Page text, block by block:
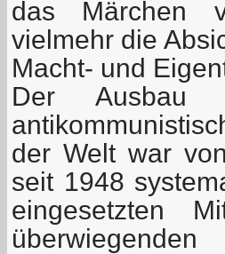
das Märchen
vielmehr die
Macht- und
Der Ausbau
der Welt war
seit 1948
eingesetzten